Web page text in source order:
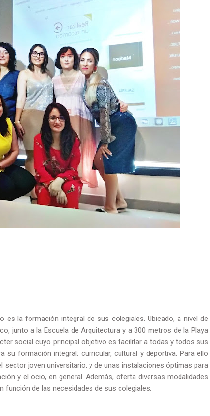
es la formación integral de sus colegiales. Ubicado, a nivel de
junto a la Escuela de Arquitectura y a 300 metros de la Playa
social cuyo principal objetivo es facilitar a todas y todos sus
su formación integral: curricular, cultural y deportiva. Para ello
sector joven universitario, y de unas instalaciones óptimas para
y el ocio, en general. Además, oferta diversas modalidades
función de las necesidades de sus colegiales.